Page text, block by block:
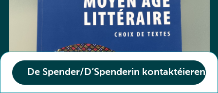
De Spender/D’Spenderin kontaktéieren